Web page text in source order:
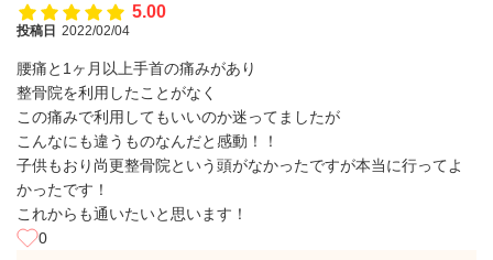
5.00
投稿日 2022/02/04
腰痛と1ヶ月以上手首の痛みがあり
整骨院を利用したことがなく
この痛みで利用してもいいのか迷ってましたが
こんなにも違うものなんだと感動！！
子供もおり尚更整骨院という頭がなかったですが本当に行ってよ
かったです！
これからも通いたいと思います！
0